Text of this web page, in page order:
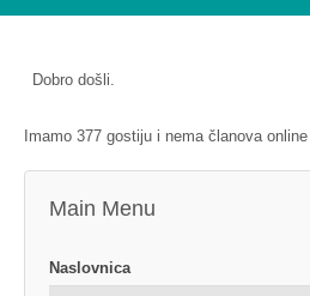
Dobro došli.
Imamo 377 gostiju i nema članova online
Main Menu
Naslovnica